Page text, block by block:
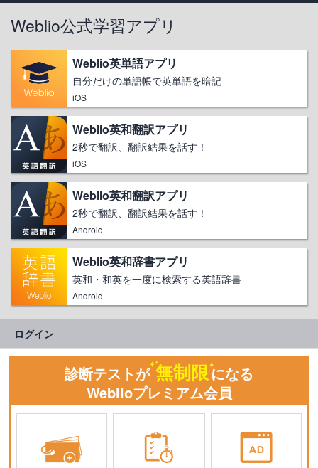
Weblio公式学習アプリ
Weblio英単語アプリ
自分だけの単語帳で英単語を暗記
iOS
Weblio英和翻訳アプリ
2秒で翻訳、翻訳結果を話す！
iOS
Weblio英和翻訳アプリ
2秒で翻訳、翻訳結果を話す！
Android
Weblio英和辞書アプリ
英和・和英を一度に検索する英語辞書
Android
ログイン
診断テストが 無制限になる
Weblioプレミアム会員